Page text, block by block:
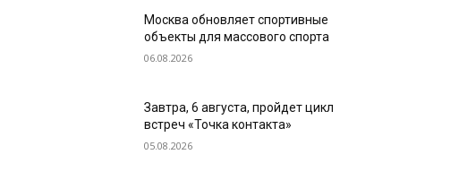
Москва обновляет спортивные
объекты для массового спорта
06.08.2026
Завтра, 6 августа, пройдет цикл
встреч «Точка контакта»
05.08.2026